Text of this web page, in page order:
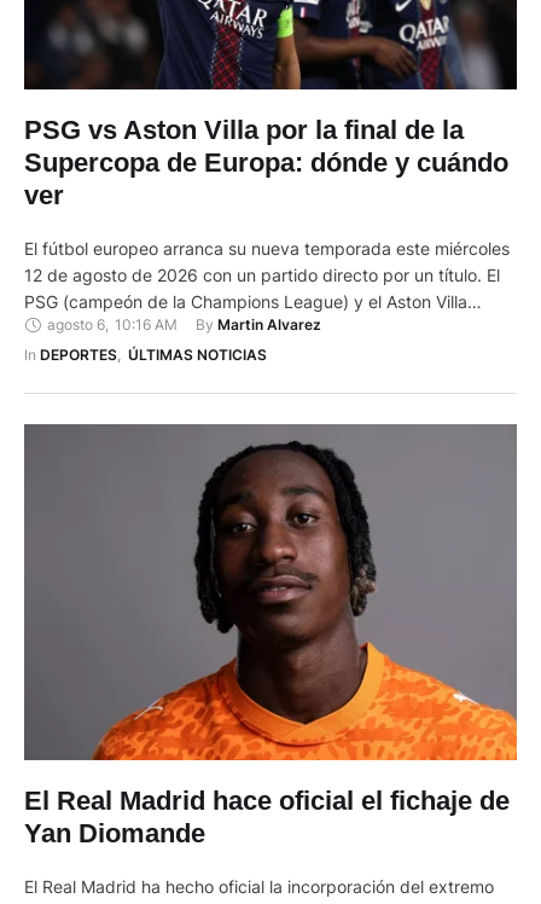
PSG vs Aston Villa por la final de la
Supercopa de Europa: dónde y cuándo
ver
El fútbol europeo arranca su nueva temporada este miércoles
12 de agosto de 2026 con un partido directo por un título. El
PSG (campeón de la Champions League) y el Aston Villa
(campeón de la Europa League) se enfrentan en el Stadion
Salzburg de Austria para definir al ganador de la Supercopa
agosto 6 10:16 AM By Martin Alvarez
In DEPORTES, ÚLTIMAS NOTICIAS
El Real Madrid hace oficial el fichaje de
Yan Diomande
El Real Madrid ha hecho oficial la incorporación del extremo